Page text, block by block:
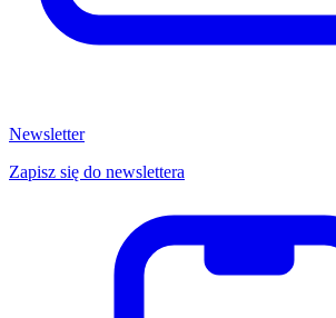
Newsletter
Zapisz się do newslettera